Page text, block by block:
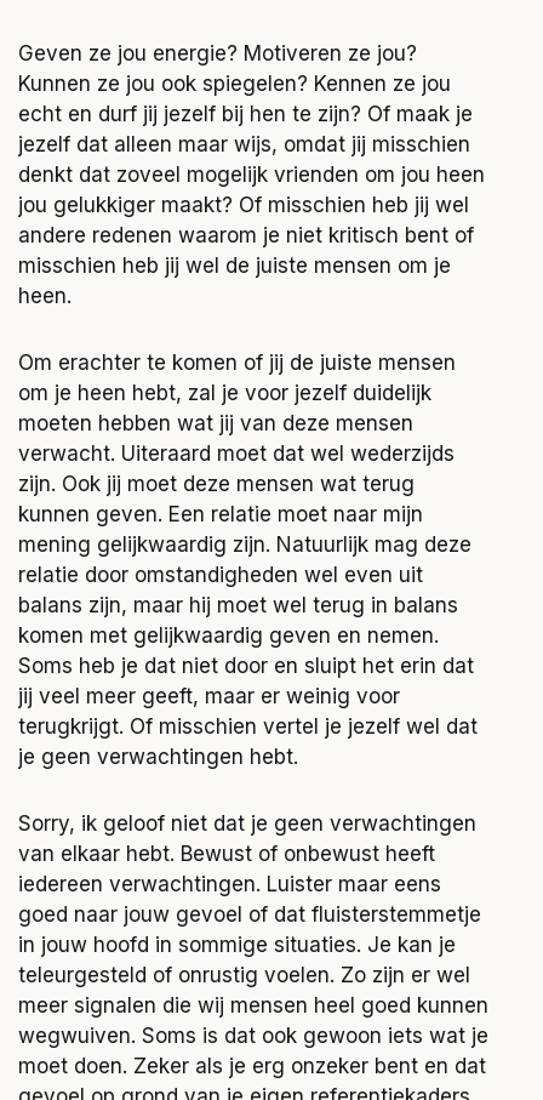
Geven ze jou energie? Motiveren ze jou?
Kunnen ze jou ook spiegelen? Kennen ze jou
echt en durf jij jezelf bij hen te zijn? Of maak je
jezelf dat alleen maar wijs, omdat jij misschien
denkt dat zoveel mogelijk vrienden om jou heen
jou gelukkiger maakt? Of misschien heb jij wel
andere redenen waarom je niet kritisch bent of
misschien heb jij wel de juiste mensen om je
heen.
Om erachter te komen of jij de juiste mensen
om je heen hebt, zal je voor jezelf duidelijk
moeten hebben wat jij van deze mensen
verwacht. Uiteraard moet dat wel wederzijds
zijn. Ook jij moet deze mensen wat terug
kunnen geven. Een relatie moet naar mijn
mening gelijkwaardig zijn. Natuurlijk mag deze
relatie door omstandigheden wel even uit
balans zijn, maar hij moet wel terug in balans
komen met gelijkwaardig geven en nemen.
Soms heb je dat niet door en sluipt het erin dat
jij veel meer geeft, maar er weinig voor
terugkrijgt. Of misschien vertel je jezelf wel dat
je geen verwachtingen hebt.
Sorry, ik geloof niet dat je geen verwachtingen
van elkaar hebt. Bewust of onbewust heeft
iedereen verwachtingen. Luister maar eens
goed naar jouw gevoel of dat fluisterstemmetje
in jouw hoofd in sommige situaties. Je kan je
teleurgesteld of onrustig voelen. Zo zijn er wel
meer signalen die wij mensen heel goed kunnen
wegwuiven. Soms is dat ook gewoon iets wat je
moet doen. Zeker als je erg onzeker bent en dat